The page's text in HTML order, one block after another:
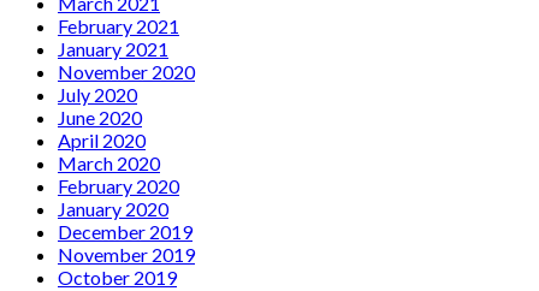
February 2021
January 2021
November 2020
July 2020
June 2020
April 2020
March 2020
February 2020
January 2020
December 2019
November 2019
October 2019